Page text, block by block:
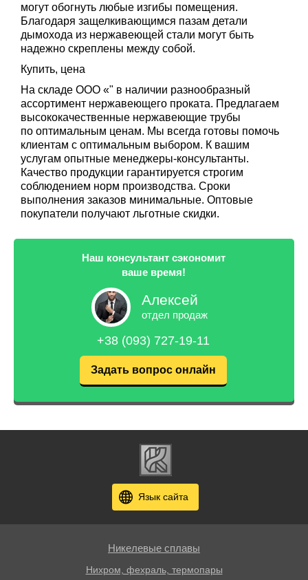
могут обогнуть любые изгибы помещения.
Благодаря защелкивающимся пазам детали
дымохода из нержавеющей стали могут быть
надежно скреплены между собой.
Купить, цена
На складе ООО «" в наличии разнообразный
ассортимент нержавеющего проката. Предлагаем
высококачественные нержавеющие трубы
по оптимальным ценам. Мы всегда готовы помочь
клиентам с оптимальным выбором. К вашим
услугам опытные менеджеры-консультанты.
Качество продукции гарантируется строгим
соблюдением норм производства. Сроки
выполнения заказов минимальные. Оптовые
покупатели получают льготные скидки.
Наш консультант сэкономит
ваше время!
Алексей
отдел продаж
+38 (093) 727-19-11
Задать вопрос онлайн
Язык сайта
Никелевые сплавы
Нихром, фехраль, термопары